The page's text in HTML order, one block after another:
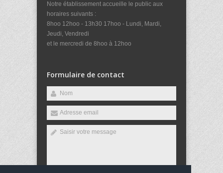
Notre établissement accueille le public aux
horaires suivants :
8hoo 12hoo - 13h30 17hoo - Lundi, Mardi,
Jeudi, Vendredi
et le mercredi de 8hoo à 12hoo
Formulaire de contact